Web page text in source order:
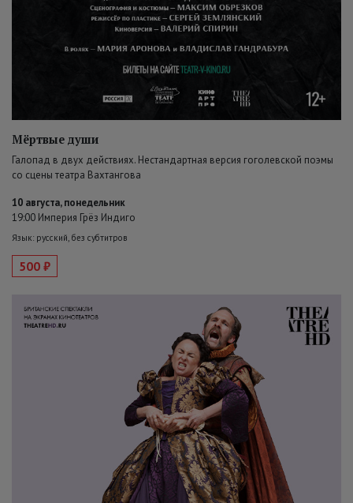
Мёртвые души
Галопад в двух действиях. Нестандартная версия гоголевской поэмы
со сцены театра Вахтангова
10 августа, понедельник
19:00 Империя Грёз Индиго
Язык: русский, без субтитров
500 ₽